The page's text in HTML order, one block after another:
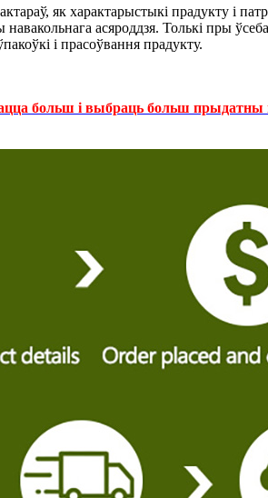
як характарыстыкі прадукту і
навакольнага асяроддзя. Толькі пры
і прасоўвання прадукту.
больш і выбраць больш